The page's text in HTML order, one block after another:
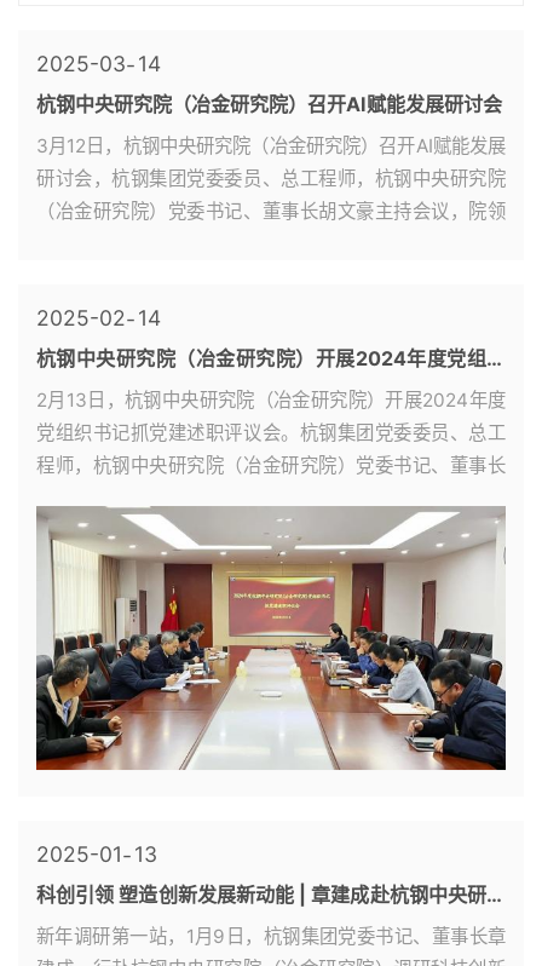
14
2025-03
杭钢中央研究院（冶金研究院）召开AI赋能发展研讨会
3月12日，杭钢中央研究院（冶金研究院）召开AI赋能发展
研讨会，杭钢集团党委委员、总工程师，杭钢中央研究院
（冶金研究院）党委书记、董事长胡文豪主持会议，院领
作了...
14
2025-02
杭钢中央研究院（冶金研究院）开展2024年度党组织
书记抓党建述职评议会
2月13日，杭钢中央研究院（冶金研究院）开展2024年度
党组织书记抓党建述职评议会。杭钢集团党委委员、总工
程师，杭钢中央研究院（冶金研究院）党委书记、董事长
领导班子成员、各党总支（党支部）书记、职能部门负责...
13
2025-01
科创引领 塑造创新发展新动能 | 章建成赴杭钢中央研究
院（冶金研究院）调研科技创新工作
新年调研第一站，1月9日，杭钢集团党委书记、董事长章